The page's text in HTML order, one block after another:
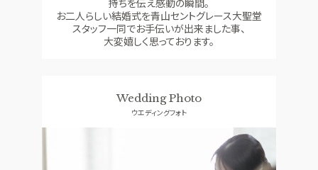
持ちを伝え感動の瞬間。
お二人らしい結婚式を青山セントグレース大聖堂
スタッフ一同でお手伝いが出来ました事、
大変嬉しく思っております。
Wedding Photo
ウエディングフォト